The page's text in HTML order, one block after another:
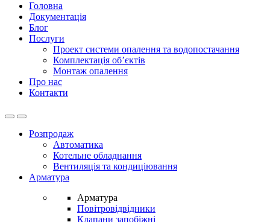
Головна
Документація
Блог
Послуги
Проект системи опалення та водопостачання
Комплектація об’єктів
Монтаж опалення
Про нас
Контакти
OpenClose
Розпродаж
Автоматика
Котельне обладнання
Вентиляція та кондиціювання
Арматура
Арматура
Повітровідвідники
Клапани запобіжні